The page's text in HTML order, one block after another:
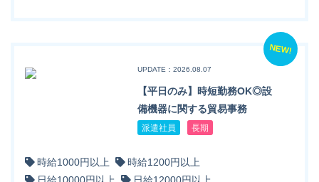
NEW!
UPDATE：2026.08.07
【平日のみ】時短勤務OK◎設
備機器に関する貿易事務
派遣社員 長期
時給1000円以上
時給1200円以上